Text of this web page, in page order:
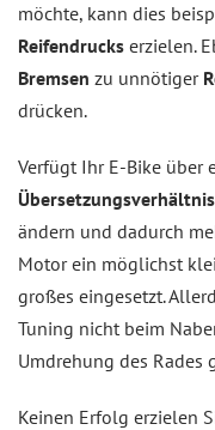
möchte, kann dies
Reifendrucks erzielen.
Bremsen zu unnötiger
drücken.
Verfügt Ihr E-Bike über
ändern und dadurch
Motor ein möglichst
großes eingesetzt.
Tuning nicht beim
Umdrehung des Rades
Keinen Erfolg erzielen